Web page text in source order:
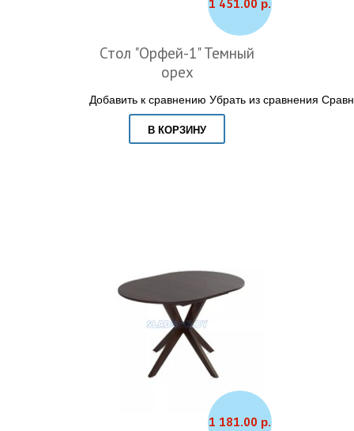
1 451.00 р.
Стол "Орфей-1" Темный
орех
Добавить к сравнению Убрать из сравнения
В КОРЗИНУ
1 181.00 р.